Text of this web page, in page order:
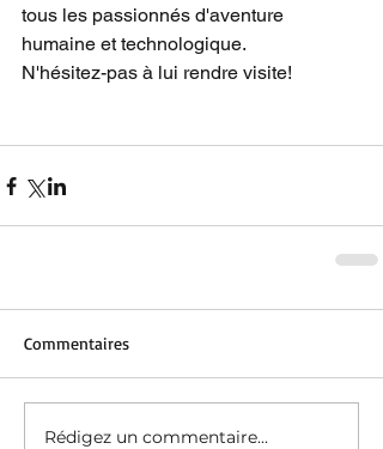
tous les passionnés d'aventure
humaine et technologique.
N'hésitez-pas à lui rendre visite!
Commentaires
Rédigez un commentaire...